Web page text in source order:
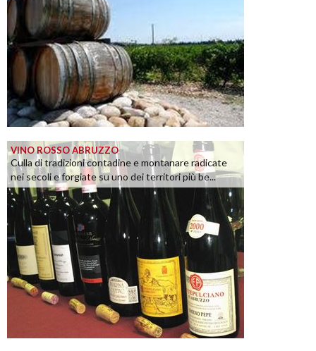
VINO ROSSO ABRUZZO
Culla di tradizioni contadine e montanare radicate
nei secoli e forgiate su uno dei territori più be...